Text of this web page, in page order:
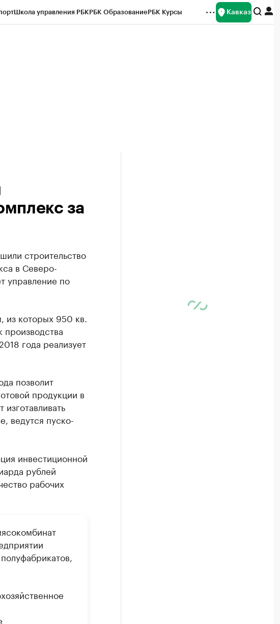
Школа управления РБКРБК ОбразованиеРБК Курсы Кавказ
за
строительство
в Северо-
управление по
из которых 950 кв.
года реализует
позволит
продукции в
ведутся пуско-
инвестиционной
рублей
рабочих